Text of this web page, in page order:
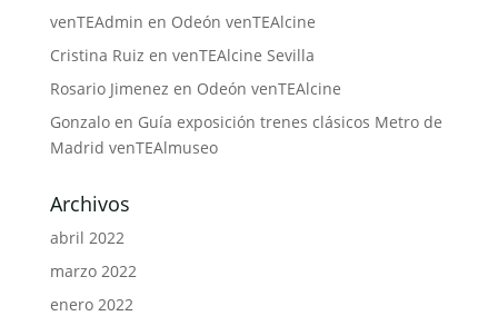
venTEAdmin en Odeón venTEAlcine
Cristina Ruiz en venTEAlcine Sevilla
Rosario Jimenez en Odeón venTEAlcine
Gonzaloen Guía exposición trenes clásicos Metro de
Madrid venTEAlmuseo
Archivos
abril 2022
marzo 2022
enero 2022